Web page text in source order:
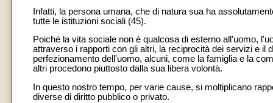
Infatti, la persona umana, che di natura sua ha
tutte le istituzioni sociali (45).
Poiché la vita sociale non è qualcosa di esterno all'uomo,
attraverso i rapporti con gli altri, la reciprocità dei servizi e il
perfezionamento dell'uomo, alcuni, come la famiglia e la
altri procedono piuttosto dalla sua libera volontà.
In questo nostro tempo, per varie cause, si moltiplicano
diverse di diritto pubblico o privato.